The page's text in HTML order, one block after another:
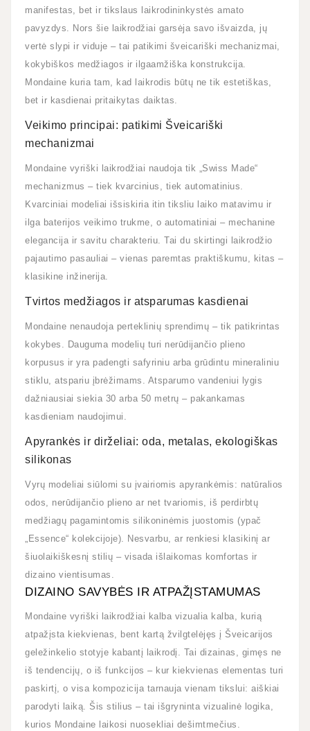
manifestas, bet ir tikslaus laikrodininkystės amato
pavyzdys. Nors šie laikrodžiai garsėja savo išvaizda, jų
vertė slypi ir viduje – tai patikimi šveicariški mechanizmai,
kokybiškos medžiagos ir ilgaamžiška konstrukcija.
Mondaine kuria tam, kad laikrodis būtų ne tik estetiškas,
bet ir kasdienai pritaikytas daiktas.
Veikimo principai: patikimi Šveicariški
mechanizmai
Mondaine vyriški laikrodžiai naudoja tik „Swiss Made“
mechanizmus – tiek kvarcinius, tiek automatinius.
Kvarciniai modeliai išsiskiria itin tiksliu laiko matavimu ir
ilga baterijos veikimo trukme, o automatiniai – mechanine
elegancija ir savitu charakteriu. Tai du skirtingi laikrodžio
pajautimo pasauliai – vienas paremtas praktiškumu, kitas –
klasikine inžinerija.
Tvirtos medžiagos ir atsparumas kasdienai
Mondaine nenaudoja perteklinių sprendimų – tik patikrintas
kokybes. Dauguma modelių turi nerūdijančio plieno
korpusus ir yra padengti safyriniu arba grūdintu mineraliniu
stiklu, atspariu įbrėžimams. Atsparumo vandeniui lygis
dažniausiai siekia 30 arba 50 metrų – pakankamas
kasdieniam naudojimui.
Apyrankės ir dirželiai: oda, metalas, ekologiškas
silikonas
Vyrų modeliai siūlomi su įvairiomis apyrankėmis: natūralios
odos, nerūdijančio plieno ar net tvariomis, iš perdirbtų
medžiagų pagamintomis silikoninėmis juostomis (ypač
„Essence“ kolekcijoje). Nesvarbu, ar renkiesi klasikinį ar
šiuolaikiškesnį stilių – visada išlaikomas komfortas ir
dizaino vientisumas.
DIZAINO SAVYBĖS IR ATPAŽĮSTAMUMAS
Mondaine vyriški laikrodžiai kalba vizualia kalba, kurią
atpažįsta kiekvienas, bent kartą žvilgtelėjęs į Šveicarijos
geležinkelio stotyje kabantį laikrodį. Tai dizainas, gimęs ne
iš tendencijų, o iš funkcijos – kur kiekvienas elementas turi
paskirtį, o visa kompozicija tarnauja vienam tikslui: aiškiai
parodyti laiką. Šis stilius – tai išgryninta vizualinė logika,
kurios Mondaine laikosi nuosekliai dešimtmečius.